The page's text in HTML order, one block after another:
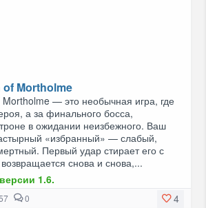
of Mortholme
— это необычная игра, где
а за финального босса,
в ожидании неизбежного. Ваш
«избранный» — слабый,
Первый удар стирает его с
снова и снова,...
1.6.
4
0